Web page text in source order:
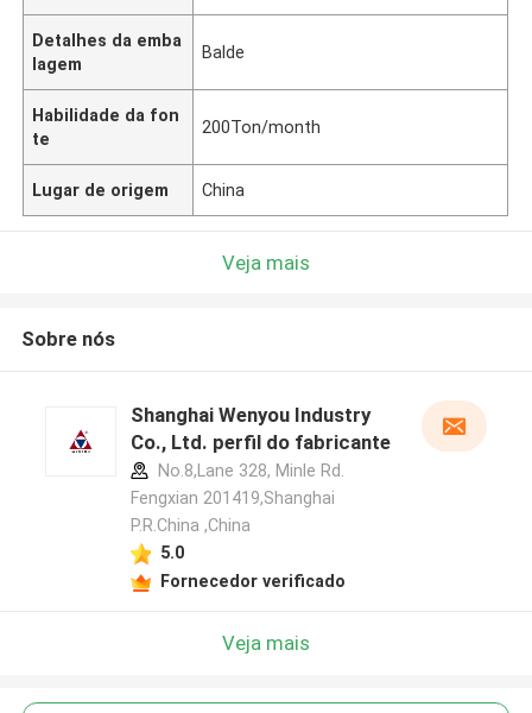
Detalhes da emba
lagem
Balde
Habilidade da fon
te
200Ton/month
Lugar de origem China
Veja mais
Sobre nós
Shanghai Wenyou Industry
Co., Ltd. perfil do fabricante
No.8,Lane 328, Minle Rd.
Fengxian 201419,Shanghai
P.R.China ,China
5.0
Fornecedor verificado
Veja mais